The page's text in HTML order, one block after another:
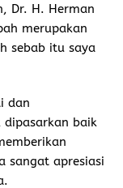
Dr. H. Herman
merupakan
sebab itu saya
dan
baik
sangat apresiasi